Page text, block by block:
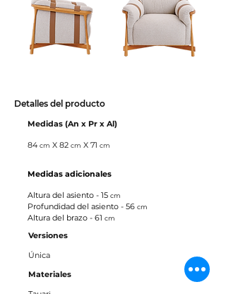
Detalles del producto
Medidas (An x Pr x Al)
84 cm X 82 cm X 71 cm
Medidas adicionales
Altura del asiento - 15 cm
Profundidad del asiento - 56 cm
Altura del brazo - 61 cm
Versiones
Única
Materiales